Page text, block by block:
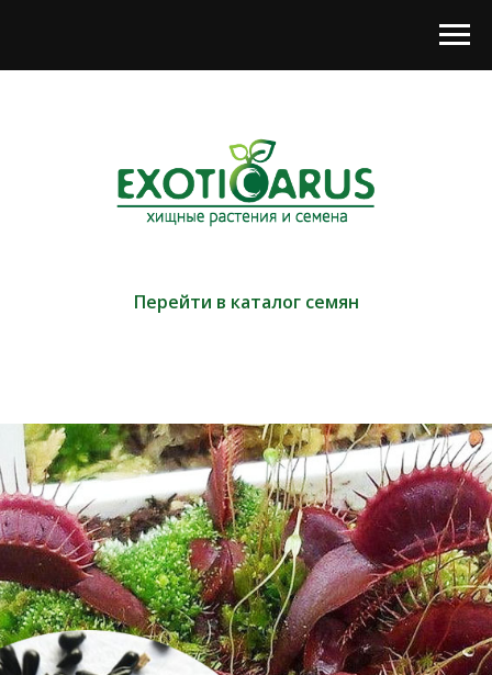
Перейти в каталог семян